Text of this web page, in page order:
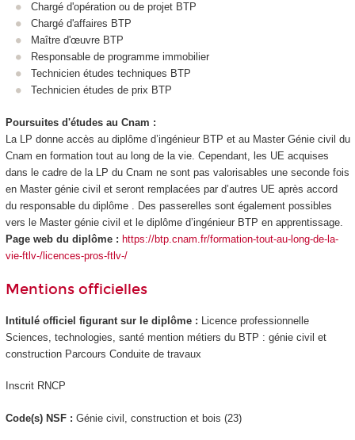
Chargé d'opération ou de projet BTP
Chargé d'affaires BTP
Maître d'œuvre BTP
Responsable de programme immobilier
Technicien études techniques BTP
Technicien études de prix BTP
Poursuites d'études au Cnam :
La LP donne accès au diplôme d’ingénieur BTP et au Master Génie civil du
Cnam en formation tout au long de la vie. Cependant, les UE acquises
dans le cadre de la LP du Cnam ne sont pas valorisables une seconde fois
en Master génie civil et seront remplacées par d’autres UE après accord
du responsable du diplôme . Des passerelles sont également possibles
vers le Master génie civil et le diplôme d’ingénieur BTP en apprentissage.
Page web du diplôme : https://btp.cnam.fr/formation-tout-au-long-de-la-
vie-ftlv-/licences-pros-ftlv-/
Mentions officielles
Intitulé officiel figurant sur le diplôme : Licence professionnelle
Sciences, technologies, santé mention métiers du BTP : génie civil et
construction Parcours Conduite de travaux
Inscrit RNCP
Code(s) NSF : Génie civil, construction et bois (23)